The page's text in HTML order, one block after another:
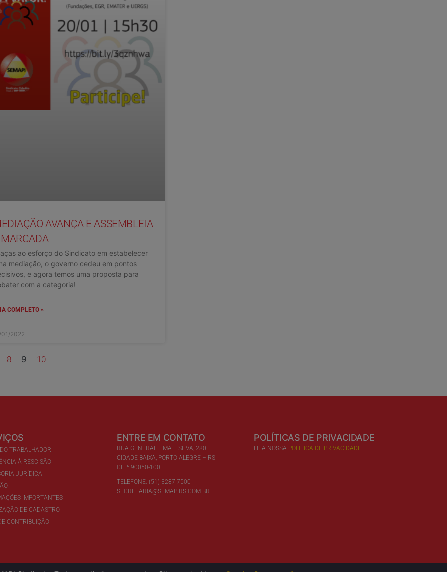
AVANÇA E ASSEMBLEIA
MARCADA
ao esforço do Sindicato em estabelecer
mediação, o governo cedeu em pontos
e agora temos uma proposta para
com a categoria!
COMPLETO »
01/2022
8 9 10
TRABALHADOR
À RESCISÃO
JURÍDICA
IMPORTANTES
DE CADASTRO
CONTRIBUIÇÃO
ENTRE EM CONTATO
RUA GENERAL LIMA E SILVA, 280
CIDADE BAIXA, PORTO ALEGRE – RS
CEP: 90050-100
TELEFONE: (51) 3287-7500
SECRETARIA@SEMAPIRS.COM.BR
POLÍTICAS DE PRIVACIDADE
LEIA NOSSA POLÍTICA DE PRIVACIDADE